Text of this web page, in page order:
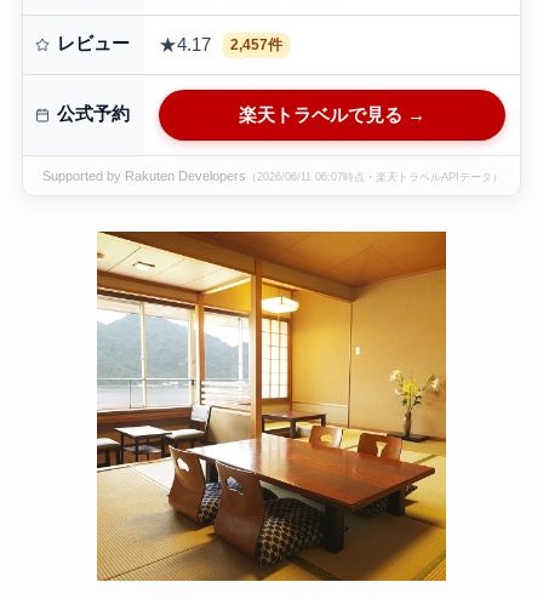
レビュー ★4.17 2,457件
公式予約 楽天トラベルで見る →
Supported by Rakuten Developers （2026/06/11 06:07時点・楽天トラベルAPIデータ）